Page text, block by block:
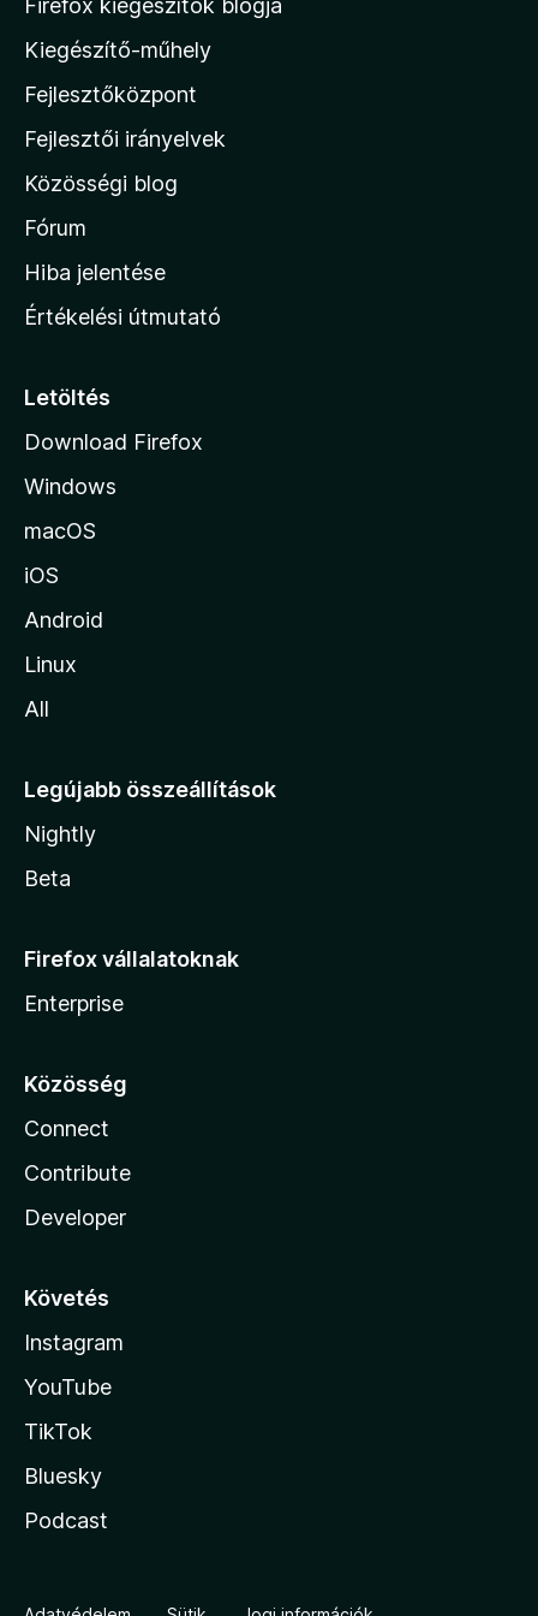
z
i
l
a
h
o
l
p
á
r
Firefox kiegészítők blogja
Kiegészítő-műhely
Fejlesztőközpont
Fejlesztői irányelvek
Közösségi blog
Fórum
Hiba jelentése
Értékelési útmutató
Letöltés
Download Firefox
Windows
macOS
iOS
Android
Linux
All
Legújabb összeállítások
Nightly
Beta
Firefox vállalatoknak
Enterprise
Közösség
Connect
Contribute
Developer
Követés
Instagram
YouTube
TikTok
Bluesky
Podcast